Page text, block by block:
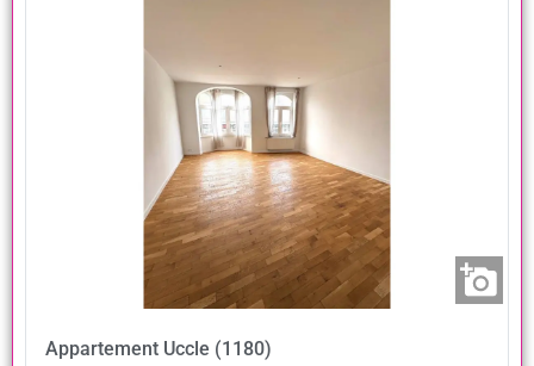
Appartement Uccle (1180)